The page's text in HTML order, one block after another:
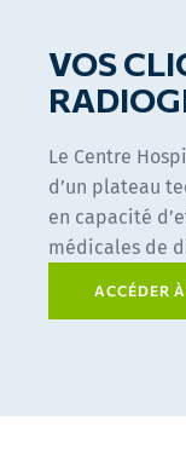
VOS
Le Centre
d’un plateau
en capacité
médicales de
ACCÉDER